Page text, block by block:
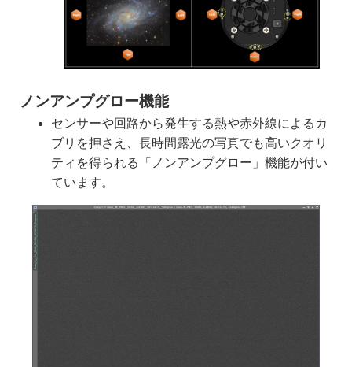
ノンアンプグロー機能
センサーや回路から発生する熱や赤外線によるカ
ブリを押さえ、長時間露光の写真でも高いクオリ
ティを得られる「ノンアンプグロー」機能が付い
ています。